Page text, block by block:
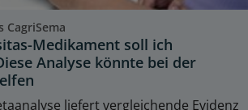
CagriSema
Medikament soll ich
Analyse könnte bei der
liefert vergleichende Evidenz